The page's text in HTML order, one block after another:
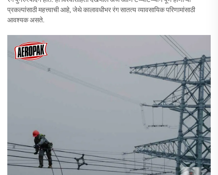
प्रकल्पांसाठी महत्त्वाची आहे, जेथे कालावधीभर रंग सातत्य व्यावसायिक परिणामांसाठी
आवश्यक असते.